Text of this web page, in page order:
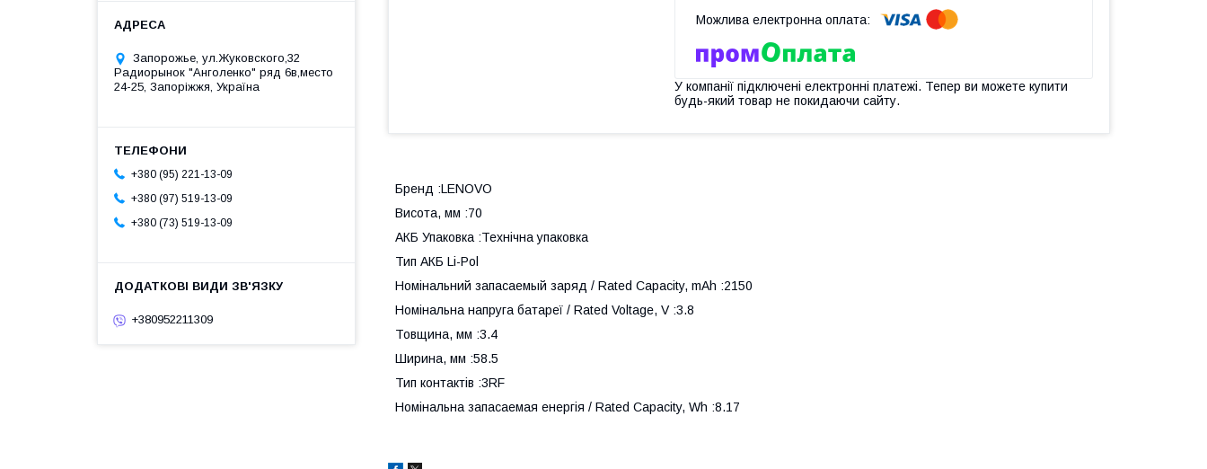
У компанії підключені електронні платежі. Тепер ви можете купити
будь-який товар не покидаючи сайту.
Бренд :LENOVO
Висота, мм :70
АКБ Упаковка :Технічна упаковка
Тип АКБ Li-Pol
Номінальний запасаемый заряд / Rated Capacity, mAh :2150
Номінальна напруга батареї / Rated Voltage, V :3.8
Товщина, мм :3.4
Ширина, мм :58.5
Тип контактів :3RF
Номінальна запасаемая енергія / Rated Capacity, Wh :8.17
Запорожье, ул.Жуковского,32
Радиорынок "Анголенко" ряд 6в,место
24-25, Запоріжжя, Україна
+380 (95) 221-13-09
+380 (97) 519-13-09
+380 (73) 519-13-09
+380952211309